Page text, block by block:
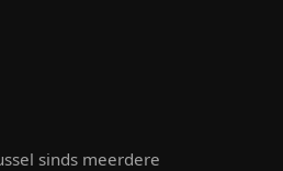
sinds meerdere